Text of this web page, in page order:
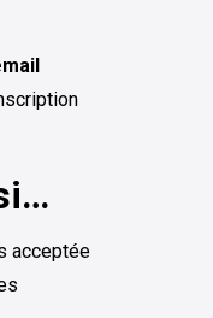
acceptée